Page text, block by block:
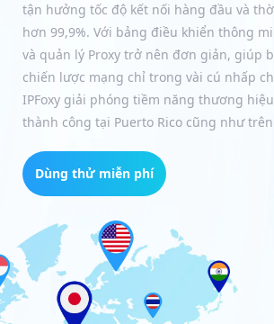
tận hưởng tốc độ kết nối hàng đầu và
hơn 99,9%. Với bảng điều khiển thông
và quản lý Proxy trở nên đơn giản, giúp
chiến lược mạng chỉ trong vài cú nhấp
IPFoxy giải phóng tiềm năng thương
thành công tại Puerto Rico cũng như
Dùng thử miễn phí